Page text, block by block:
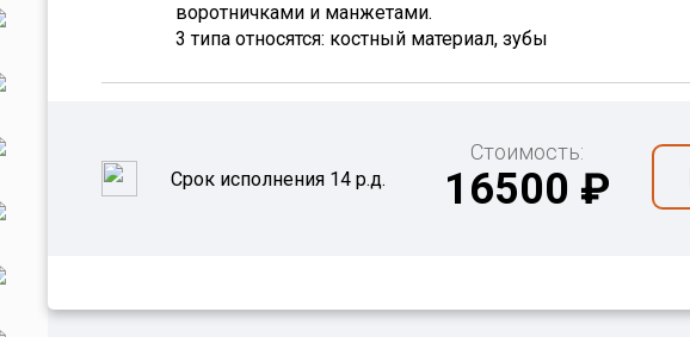
воротничками и манжетами.
3 типа относятся: костный материал, зубы
Срок исполнения 14 р.д.
Стоимость:
16500 ₽